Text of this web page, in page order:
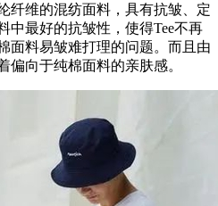
维的混纺面料，具有抗皱、定
中最好的抗皱性，使得Tee不再
面料易皱难打理的问题。而且由
偏向于纯棉面料的亲肤感。